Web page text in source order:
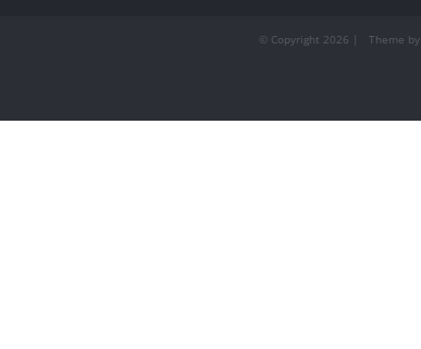
© Copyright 2026 | Theme by